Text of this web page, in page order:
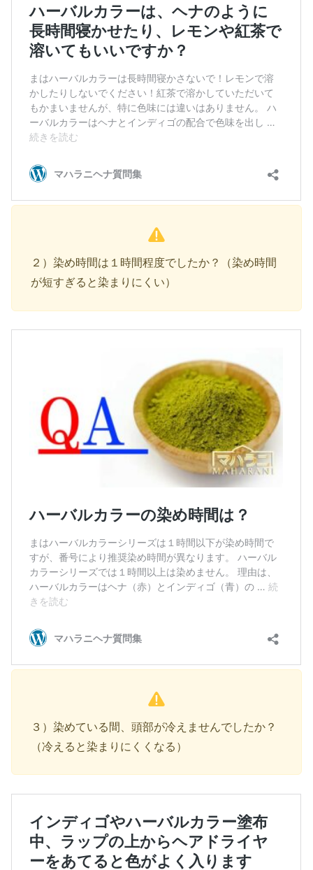
２）染め時間は１時間程度でしたか？（染め時間
が短すぎると染まりにくい）
３）染めている間、頭部が冷えませんでしたか？
（冷えると染まりにくくなる）